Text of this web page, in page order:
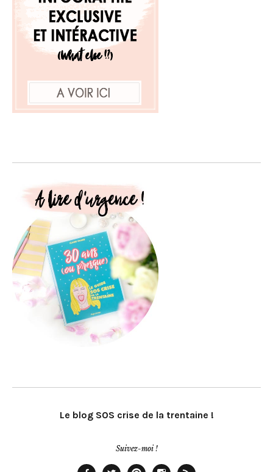
Le blog SOS crise de la trentaine !
Suivez-moi !